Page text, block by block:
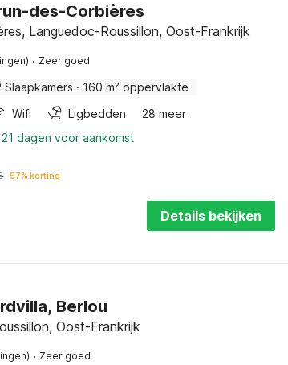
des-Corbières
Languedoc-Roussillon, Oost-Frankrijk
· Zeer goed
Slaapkamers · 160 m² oppervlakte
Wifi Ligbedden
28 meer
dagen voor aankomst
57% korting
Details bekijken
Berlou
Oost-Frankrijk
· Zeer goed